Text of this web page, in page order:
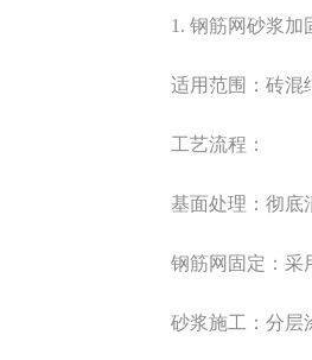
1. 钢筋网砂浆加
适用范围：砖混结
工艺流程：
基面处理：彻底
钢筋网固定：采
砂浆施工：分层